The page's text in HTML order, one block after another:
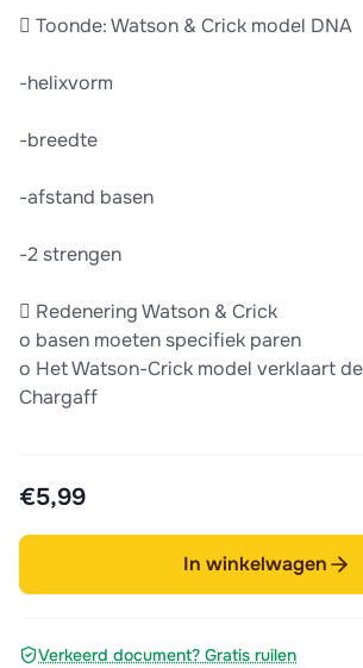
 Toonde: Watson & Crick model DNA
-helixvorm
-breedte
-afstand basen
-2 strengen
 Redenering Watson & Crick
o basen moeten specifiek paren
o Het Watson-Crick model verklaart
Chargaff
€5,99
In winkelwagen
Verkeerd document? Gratis ruilen